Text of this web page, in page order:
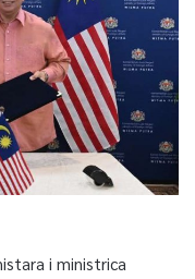
i ministrica